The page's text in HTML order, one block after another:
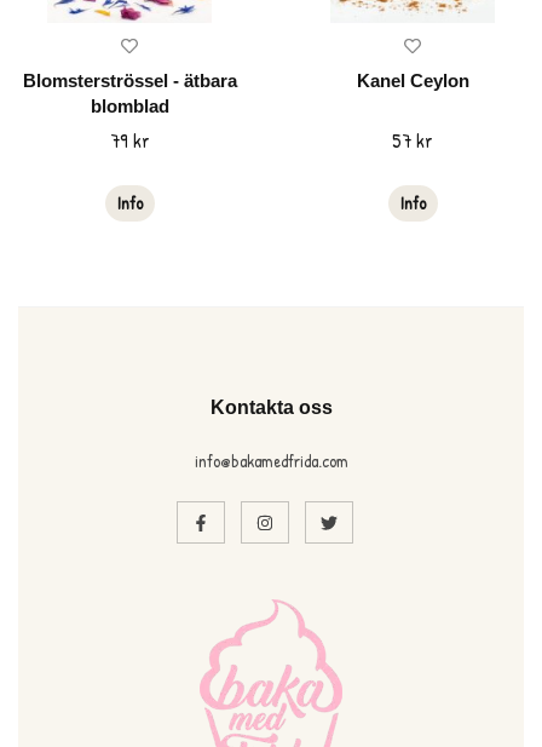
Blomsterströssel - ätbara
blomblad
79 kr
Info
Kanel Ceylon
57 kr
Info
Kontakta oss
info@bakamedfrida.com